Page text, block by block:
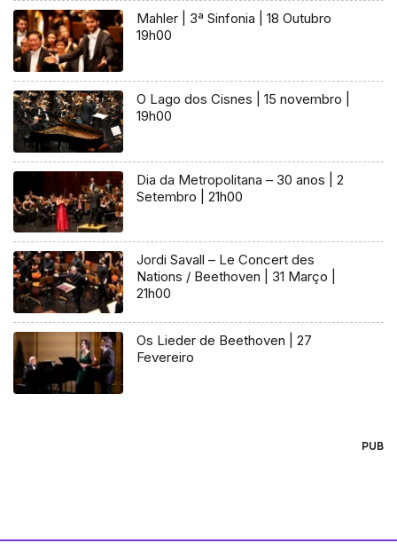
Mahler | 3ª Sinfonia | 18 Outubro
19h00
O Lago dos Cisnes | 15 novembro |
19h00
Dia da Metropolitana – 30 anos | 2
Setembro | 21h00
Jordi Savall – Le Concert des
Nations / Beethoven | 31 Março |
21h00
Os Lieder de Beethoven | 27
Fevereiro
PUB